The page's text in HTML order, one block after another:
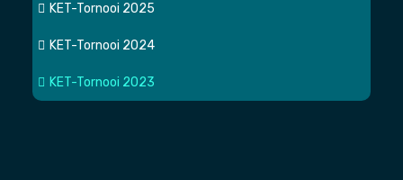
KET-Tornooi 2025
KET-Tornooi 2024
KET-Tornooi 2023